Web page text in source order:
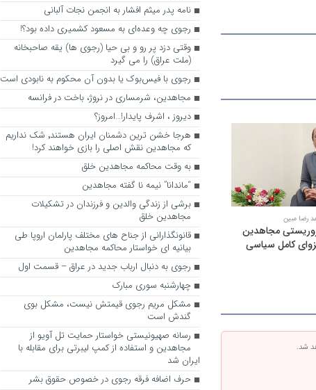
رضا مبین
مجاهدین
کامل سیاسی
شد.
نامه پدر میثم افشار به انجمن نجات آلبانی
رجوی چه وعده‌ای به مسعود کشمیری داده بود؟!
وقتی دزد پر رو و بی حیا (رجوی ها) یقه صاحبخانه
(ملت عراق) را می گیرد
رجوی با فیس‌بوک یا بدون آن محکوم به نابودی است
مجاهدین، شرم‎ساری در نروژ، باخت در فرانسه
ديروز ، اشرف پايدار!…امروز؟
هرجا خشن ترین دشمنان ایران هستند٬ شک نداریم
که مجاهدین نقش اصلی را بازی خواهند کرد!
به وقت محاکمه مجاهدین خلق
“ماندانا” نیمه نا گفته مجاهدین
برشی از زندگی والدین و فرزندان در تشکیلات
مجاهدین خلق
قانونگذارانی از جناح های مختلف پارلمان اروپا طی
بیانیه ای خواستار محاکمه مجاهدین
رجوی به دنبال ارباب جدید در عراق – قسمت اول
چهارشنبه سوری مبارک
مشکل مریم رجوی قیمتش نیست، مشکل بوی
گندش است
رسانه صهیونیستی خواستار حمایت تل آویو از
مجاهدین و استفاده از کمپ لیبرتی برای مقابله با
ایران شد
حرف اضافه فرقه رجوی در خصوص حقوق بشر